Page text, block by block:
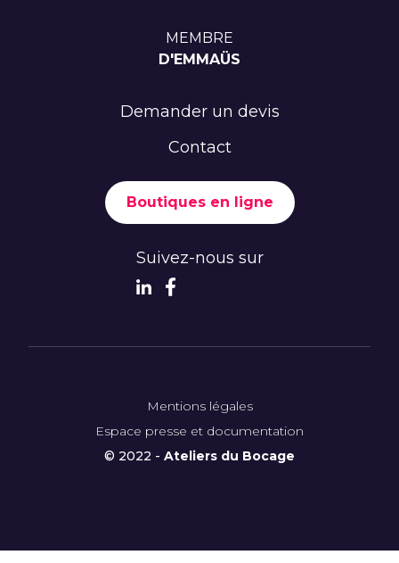
MEMBRE
D'EMMAÜS
Demander un devis
Contact
Boutiques en ligne
Suivez-nous sur
Mentions légales
Espace presse et documentation
© 2022 - Ateliers du Bocage